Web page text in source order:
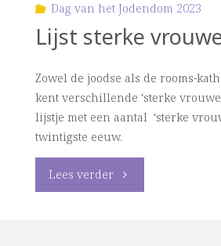
Dag van het Jodendom 2023
Lijst sterke
Zowel de joodse als de rooms-
kent verschillende ‘sterke
lijstje met een aantal ‘sterke
twintigste eeuw.
Lees verder "Lijst